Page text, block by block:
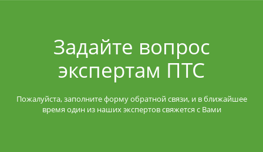
Задайте вопрос
экспертам ПТС
Пожалуйста, заполните форму обратной связи, и в ближайшее
время один из наших экспертов свяжется с Вами